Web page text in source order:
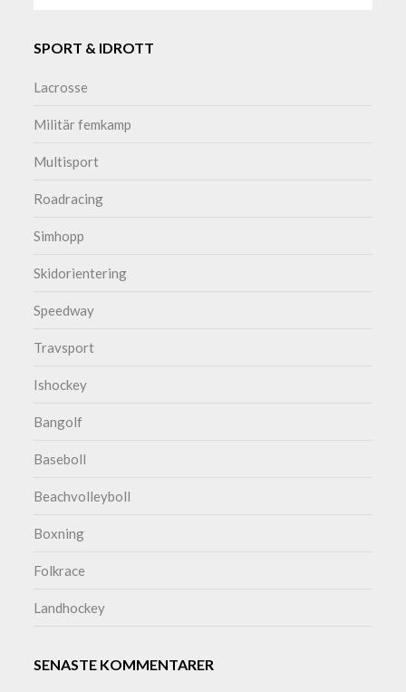
SPORT & IDROTT
Lacrosse
Militär femkamp
Multisport
Roadracing
Simhopp
Skidorientering
Speedway
Travsport
Ishockey
Bangolf
Baseboll
Beachvolleyboll
Boxning
Folkrace
Landhockey
SENASTE KOMMENTARER